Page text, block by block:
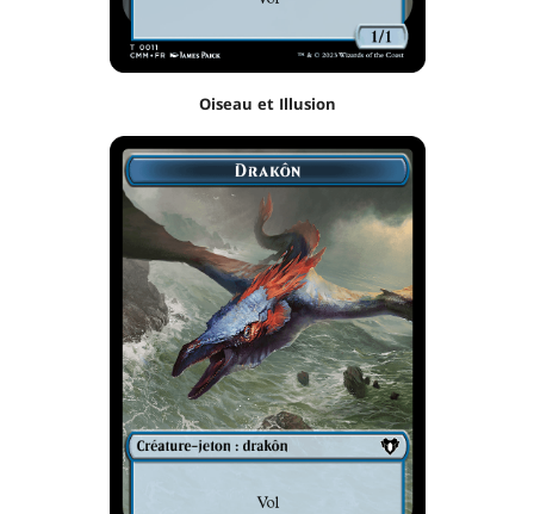
Oiseau et Illusion